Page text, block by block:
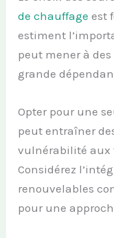
de chauffage est
estiment
peut mener à
grande
Opter pour une
peut entraîner
vulnérabilité aux
Considérez
renouvelables
pour une